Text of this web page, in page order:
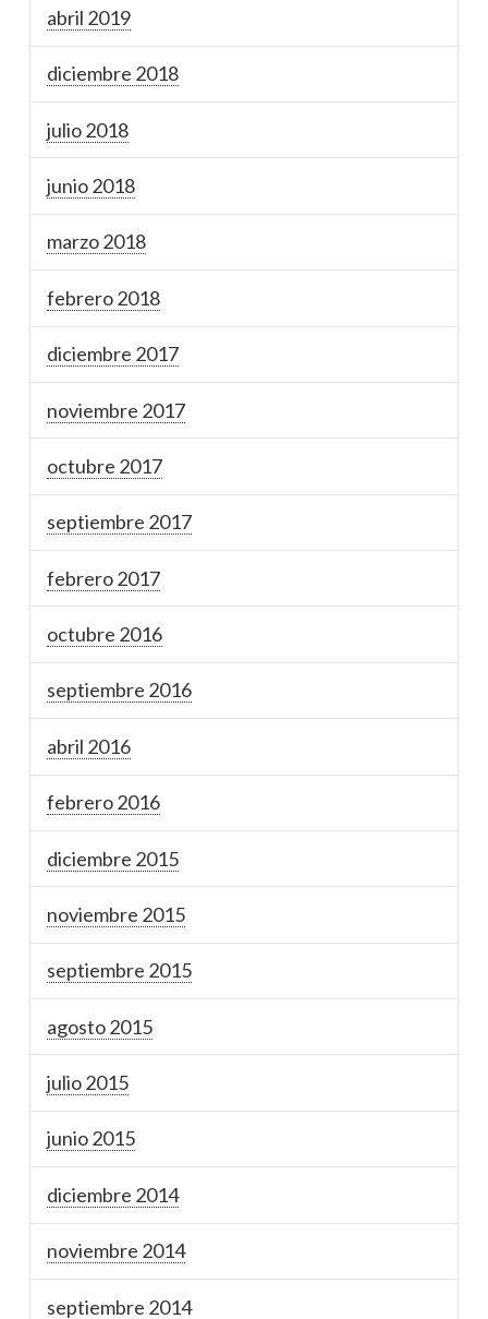
abril 2019
diciembre 2018
julio 2018
junio 2018
marzo 2018
febrero 2018
diciembre 2017
noviembre 2017
octubre 2017
septiembre 2017
febrero 2017
octubre 2016
septiembre 2016
abril 2016
febrero 2016
diciembre 2015
noviembre 2015
septiembre 2015
agosto 2015
julio 2015
junio 2015
diciembre 2014
noviembre 2014
septiembre 2014